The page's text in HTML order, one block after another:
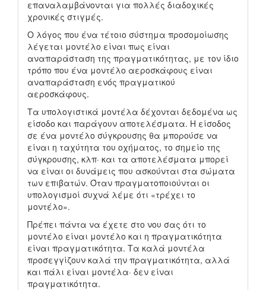
επαναλαμβάνονται για πολλές διαδοχικές
χρονικές στιγμές.
Ο λόγος που ένα τέτοιο σύστημα προσομοίωσης
λέγεται μοντέλο είναι πως είναι
αναπαράσταση της πραγματικότητας, με τον ίδιο
τρόπο που ένα μοντέλο αεροσκάφους είναι
αναπαράσταση ενός πραγματικού
αεροσκάφους.
Τα υπολογιστικά μοντέλα δέχονται δεδομένα ως
είσοδο και παράγουν αποτελέσματα. Η είσοδος
σε ένα μοντέλο σύγκρουσης θα μπορούσε να
είναι η ταχύτητα του οχήματος, το σημείο της
σύγκρουσης, κλπ· και τα αποτελέσματα μπορεί
να είναι οι δυνάμεις που ασκούνται στα σώματα
των επιβατών. Όταν πραγματοποιούνται οι
υπολογισμοί συχνά λέμε ότι «τρέχει το
μοντέλο».
Πρέπει πάντα να έχετε στο νου σας ότι το
μοντέλο είναι μοντέλο και η πραγματικότητα
είναι πραγματικότητα. Τα καλά μοντέλα
προσεγγίζουν καλά την πραγματικότητα, αλλά
και πάλι είναι μοντέλα· δεν είναι
πραγματικότητα.